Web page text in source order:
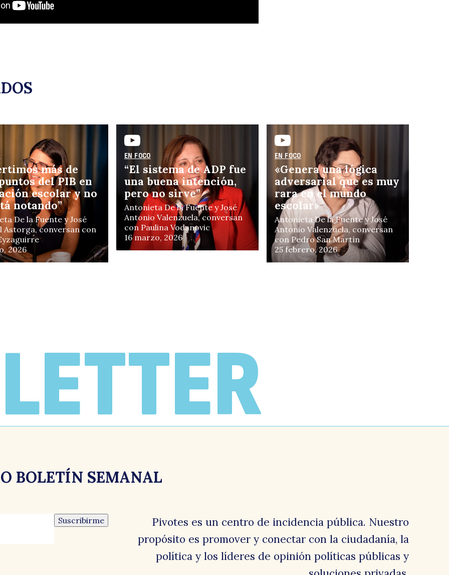
del
en
más de
del PIB en
escolar y no
notando”
De la Fuente y José
Astorga, conversan con
2026
EN FOCO
“El sistema de ADP fue
una buena intención,
pero no sirve”
Antonieta De la Fuente y José
Antonio Valenzuela, conversan
con Paulina Vodanovic
16 marzo, 2026
EN FOCO
«Genera una lógica
adversarial que es muy
rara en el mundo
escolar»
Antonieta De la Fuente y José
Antonio Valenzuela, conversan
con Pedro San Martín
25 febrero, 2026
BOLETÍN SEMANAL
Suscribirme
Pivotes es un centro de incidencia pública. Nuestro
propósito es promover y conectar con la ciudadanía, la
política y los líderes de opinión políticas públicas y